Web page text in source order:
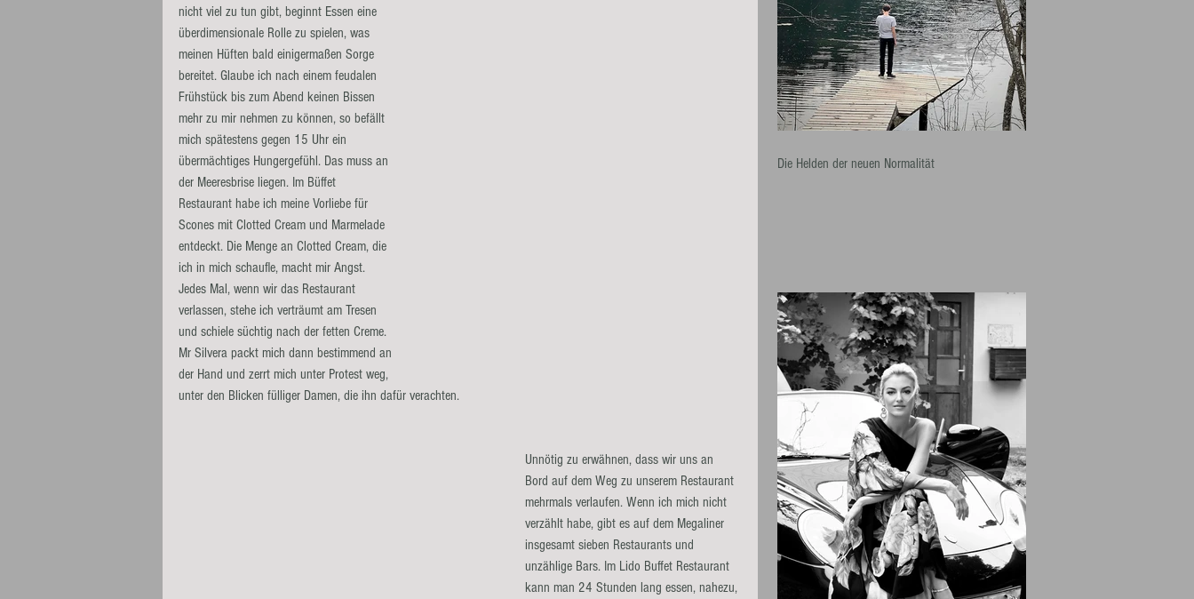
nicht viel zu tun gibt, beginnt Essen eine
überdimensionale Rolle zu spielen, was
meinen Hüften bald einigermaßen Sorge
bereitet. Glaube ich nach einem feudalen
Frühstück bis zum Abend keinen Bissen
mehr zu mir nehmen zu können, so befällt
mich spätestens gegen 15 Uhr ein
übermächtiges Hungergefühl. Das muss an
der Meeresbrise liegen. Im Büffet
Restaurant habe ich meine Vorliebe für
Scones mit Clotted Cream und Marmelade
entdeckt. Die Menge an Clotted Cream, die
ich in mich schaufle, macht mir Angst.
Jedes Mal, wenn wir das Restaurant
verlassen, stehe ich verträumt am Tresen
und schiele süchtig nach der fetten Creme.
Mr Silvera packt mich dann bestimmend an
der Hand und zerrt mich unter Protest weg,
unter den Blicken fülliger Damen, die ihn dafür verachten.
Unnötig zu erwähnen, dass wir uns an
Bord auf dem Weg zu unserem Restaurant
mehrmals verlaufen. Wenn ich mich nicht
verzählt habe, gibt es auf dem Megaliner
insgesamt sieben Restaurants und
unzählige Bars. Im Lido Buffet Restaurant
kann man 24 Stunden lang essen, nahezu,
Die Helden der neuen Normalität